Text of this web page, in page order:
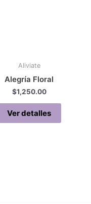
Aliviate
Alegría Floral
$1,250.00
Ver detalles